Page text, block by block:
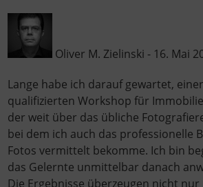
Oliver M. Zielinski - 16. Mai
Lange habe ich darauf gewartet,
qualifizierten Workshop für
der weit über das übliche
bei dem ich auch das professionelle
Fotos vermittelt bekomme. Ich bin
das Gelernte unmittelbar danach
Die Ergebnisse überzeugen nicht